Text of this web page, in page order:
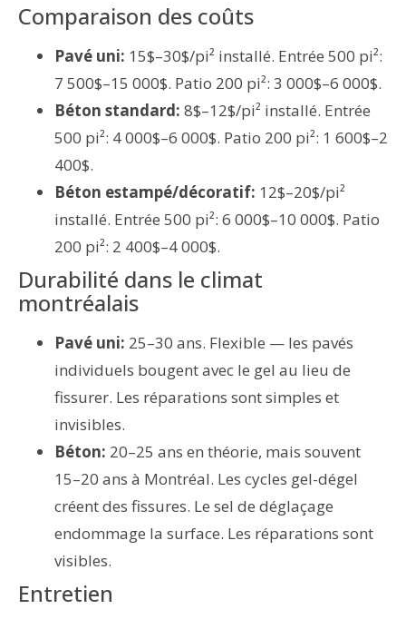
Comparaison des coûts
Pavé uni: 15$–30$/pi² installé. Entrée 500 pi²:
7 500$–15 000$. Patio 200 pi²: 3 000$–6 000$.
Béton standard: 8$–12$/pi² installé. Entrée
500 pi²: 4 000$–6 000$. Patio 200 pi²: 1 600$–2
400$.
Béton estampé/décoratif: 12$–20$/pi²
installé. Entrée 500 pi²: 6 000$–10 000$. Patio
200 pi²: 2 400$–4 000$.
Durabilité dans le climat
montréalais
Pavé uni: 25–30 ans. Flexible — les pavés
individuels bougent avec le gel au lieu de
fissurer. Les réparations sont simples et
invisibles.
Béton: 20–25 ans en théorie, mais souvent
15–20 ans à Montréal. Les cycles gel-dégel
créent des fissures. Le sel de déglaçage
endommage la surface. Les réparations sont
visibles.
Entretien